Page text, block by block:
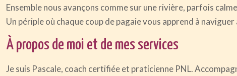
Ensemble nous avançons comme sur une rivière, parfois
Un périple où chaque coup de pagaie vous apprend à
À propos de moi et de mes services
Je suis Pascale, coach certifiée et praticienne PNL.